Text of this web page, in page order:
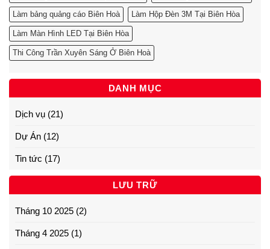
Làm bảng quảng cáo Biên Hoà Làm Hộp Đèn 3M Tại Biên Hòa
Làm Màn Hình LED Tại Biên Hòa
Thi Công Trần Xuyên Sáng Ở Biên Hoà
DANH MỤC
Dịch vụ (21)
Dự Án (12)
Tin tức (17)
LƯU TRỮ
Tháng 10 2025 (2)
Tháng 4 2025 (1)